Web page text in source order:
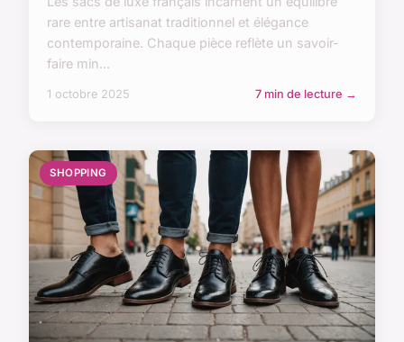
rare entre artisanat traditionnel et élégance
contemporaine. Chaque pièce reflète un savoir-
faire min...
1 octobre 2025 7 min de lecture →
SHOPPING